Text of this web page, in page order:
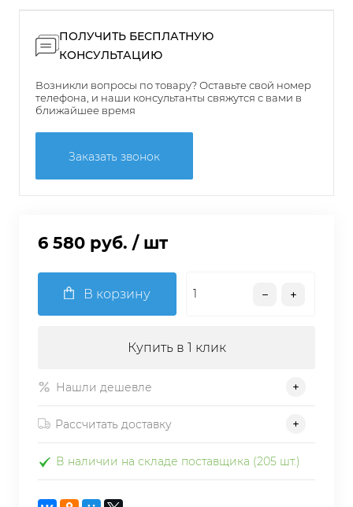
ПОЛУЧИТЬ БЕСПЛАТНУЮ
КОНСУЛЬТАЦИЮ
Возникли вопросы по товару? Оставьте свой номер
телефона, и наши консультанты свяжутся с вами в
ближайшее время
Заказать звонок
6 580 руб. / шт
В корзину
Купить в 1 клик
Нашли дешевле
Рассчитать доставку
В наличии на складе поставщика (205 шт.)